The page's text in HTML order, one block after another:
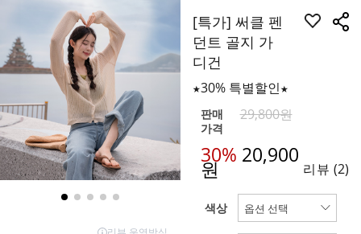
[특가] 써클 펜
던트 골지 가
디건
★30% 특별할인★
판매
가격
29,800원
30% 20,900
원 리뷰 (2)
색상